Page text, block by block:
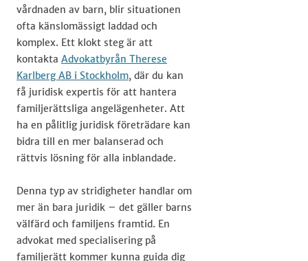
vårdnaden av barn, blir situationen
ofta känslomässigt laddad och
komplex. Ett klokt steg är att
kontakta Advokatbyrån Therese
Karlberg AB i Stockholm, där du kan
få juridisk expertis för att hantera
familjerättsliga angelägenheter. Att
ha en pålitlig juridisk företrädare kan
bidra till en mer balanserad och
rättvis lösning för alla inblandade.
Denna typ av stridigheter handlar om
mer än bara juridik – det gäller barns
välfärd och familjens framtid. En
advokat med specialisering på
familjerätt kommer kunna guida dig